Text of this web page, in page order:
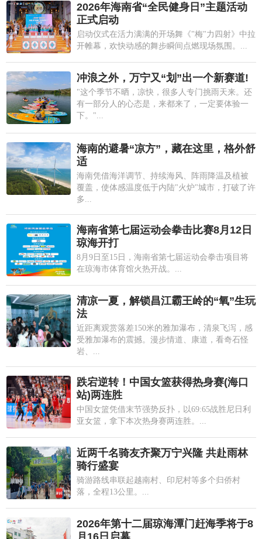
2026年海南省“全民健身日”主题活动
正式启动
启动仪式在活力满满的开场舞《"梅"力四射》中拉
开帷幕，欢快动感的舞步瞬间点燃现场氛围。...
冲浪之外，万宁又“划”出一个新赛道!
"这个季节不晒，凉快，很多人专门挑雨天来。还
有一部分人的心态是，来都来了，一定要体验一
下。"...
海南的避暑“凉方”，藏在这里，格外舒
适
海南凭借海洋调节、持续海风、阵雨降温及植被
覆盖，使体感温度低于内陆"火炉"城市，打破了许
多...
海南省第七届运动会拳击比赛8月12日
琼海开打
8月9日至15日，海南省第七届运动会拳击项目将
在琼海市体育馆火热开战。...
清凉一夏，解锁昌江霸王岭的“氧”生玩
法
近距离观赏落差150米的雅加瀑布，清泉飞泻，感
受雅加瀑布的震撼。漫步情道、康道，看奇石怪
岩、...
跌宕逆转！中国女篮获得热身赛(海口
站)两连胜
中国女篮凭借末节强势反扑，以69:65战胜尼日利
亚女篮，拿下本次热身赛两连胜。...
近两千名骑友齐聚万宁兴隆 共赴雨林
骑行盛宴
骑游路线串联起越南村、印尼村等多个归侨村
落，全程13公里。...
2026年第十二届琼海潭门赶海季将于8
月16日启幕